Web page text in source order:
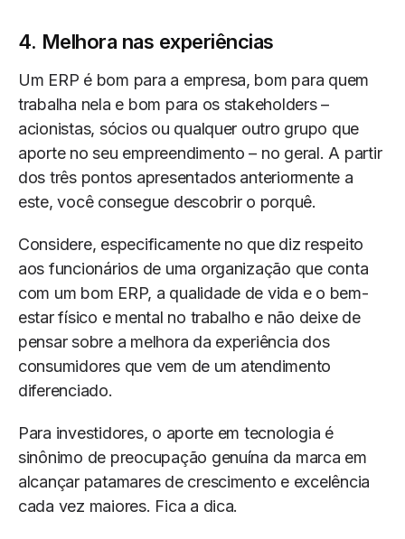
4. Melhora nas experiências
Um ERP é bom para a empresa, bom para quem
trabalha nela e bom para os stakeholders –
acionistas, sócios ou qualquer outro grupo que
aporte no seu empreendimento – no geral. A partir
dos três pontos apresentados anteriormente a
este, você consegue descobrir o porquê.
Considere, especificamente no que diz respeito
aos funcionários de uma organização que conta
com um bom ERP, a qualidade de vida e o bem-
estar físico e mental no trabalho e não deixe de
pensar sobre a melhora da experiência dos
consumidores que vem de um atendimento
diferenciado.
Para investidores, o aporte em tecnologia é
sinônimo de preocupação genuína da marca em
alcançar patamares de crescimento e excelência
cada vez maiores. Fica a dica.